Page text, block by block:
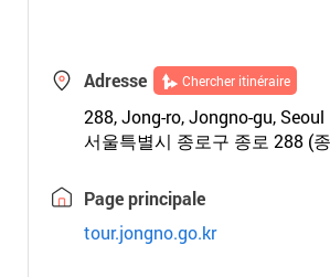
Adresse Chercher itinéraire
288, Jong-ro, Jongno-gu, Seoul
서울특별시 종로구 종로 288 (
Page principale
tour.jongno.go.kr